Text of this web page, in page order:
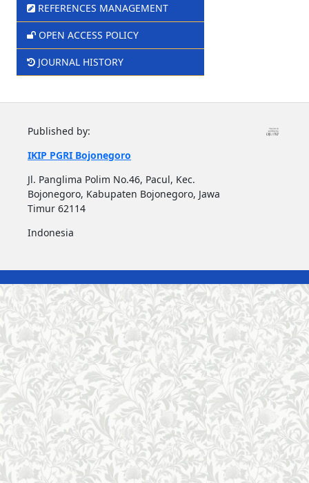
REFERENCES MANAGEMENT
OPEN ACCESS POLICY
JOURNAL HISTORY
Published by:
IKIP PGRI Bojonegoro
Jl. Panglima Polim No.46, Pacul, Kec.
Bojonegoro, Kabupaten Bojonegoro, Jawa
Timur 62114
Indonesia